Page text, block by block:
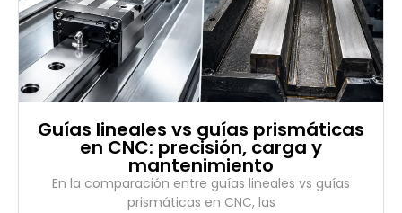
Guías lineales vs guías prismáticas
en CNC: precisión, carga y
mantenimiento
En la comparación entre guías lineales vs guías
prismáticas en CNC, las